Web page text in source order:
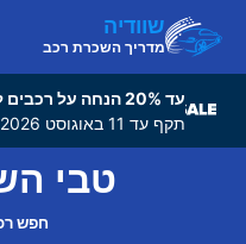
שוודיה
מדריך השכרת רכב
עד 20% הנחה על רכבים להשכרה ברחבי העולם
תקף עד 11 באוגוסט 2026 - נצל אותו עוד היום!
טבי
חפש